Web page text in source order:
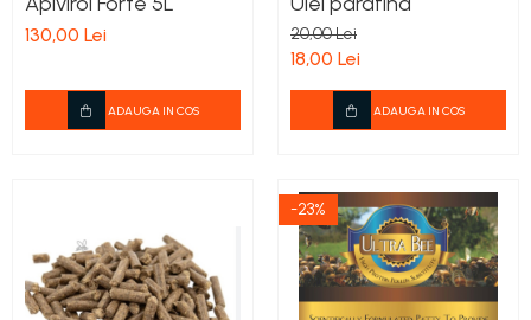
Stupi Vopsiti
130,00 Lei
ADAUGA IN COS
20,00 Lei
18,00 Lei
ADAUGA IN COS
-23%